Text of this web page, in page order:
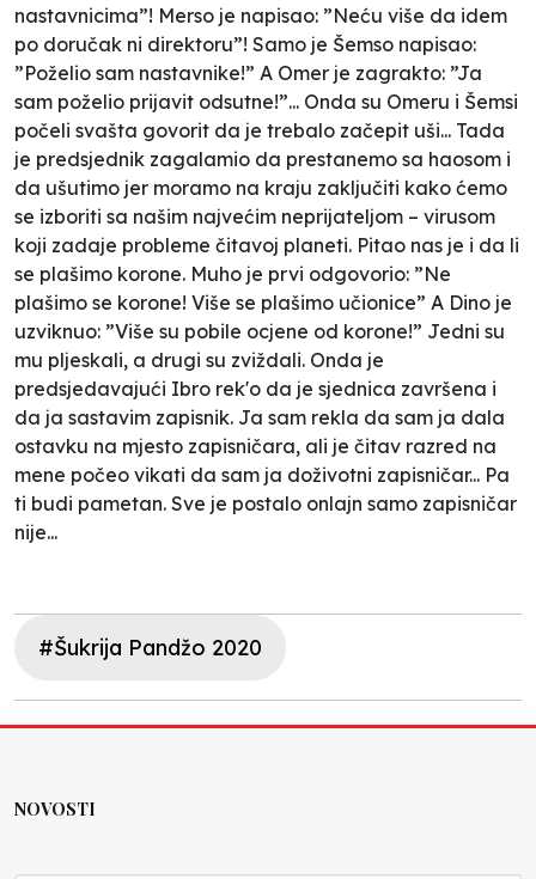
nastavnicima”! Merso je napisao: ”Neću više da idem
po doručak ni direktoru”! Samo je Šemso napisao:
”Poželio sam nastavnike!” A Omer je zagrakto: ”Ja
sam poželio prijavit odsutne!”... Onda su Omeru i Šemsi
počeli svašta govorit da je trebalo začepit uši... Tada
je predsjednik zagalamio da prestanemo sa haosom i
da ušutimo jer moramo na kraju zaključiti kako ćemo
se izboriti sa našim najvećim neprijateljom – virusom
koji zadaje probleme čitavoj planeti. Pitao nas je i da li
se plašimo korone. Muho je prvi odgovorio: ”Ne
plašimo se korone! Više se plašimo učionice” A Dino je
uzviknuo: ”Više su pobile ocjene od korone!” Jedni su
mu pljeskali, a drugi su zviždali. Onda je
predsjedavajući Ibro rek'o da je sjednica završena i
da ja sastavim zapisnik. Ja sam rekla da sam ja dala
ostavku na mjesto zapisničara, ali je čitav razred na
mene počeo vikati da sam ja doživotni zapisničar... Pa
ti budi pametan. Sve je postalo onlajn samo zapisničar
nije...
#Šukrija Pandžo 2020
NOVOSTI